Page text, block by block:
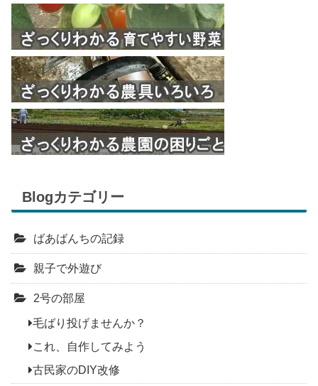
Blogカテゴリー
ばあばんちの記録
親子で外遊び
2号の部屋
毛ばり投げませんか？
これ、自作してみよう
古民家のDIY改修